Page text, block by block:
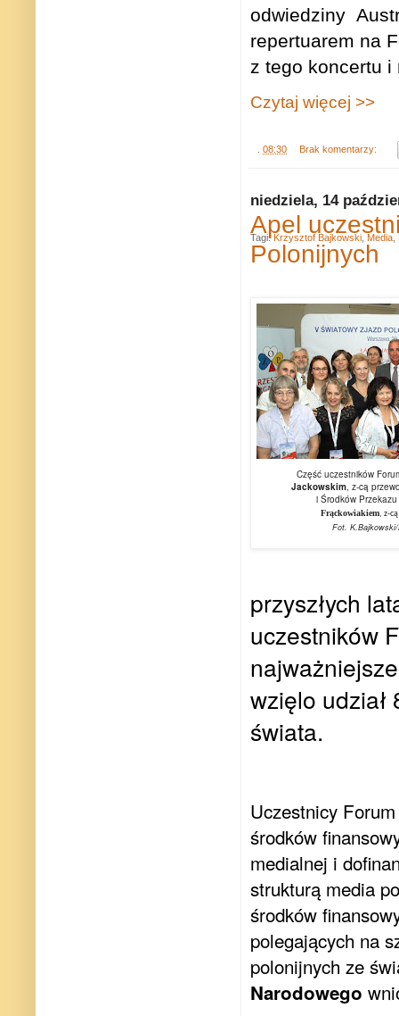
odwiedziny
repertuarem na
z tego koncertu i
Czytaj więcej >>
08:30 Brak komentarzy:
niedziela, 14
Apel
Polonijnych
Część uczestników
Jackowskim, z-cą
i Środków
Frąckowiakiem, z-
Fot.
przyszłych
uczestników
wzięlo
świata.
Uczestnicy
środków
medialnej i
strukturą media
środków
polegających na
polonijnych ze
Narodowego
Tagi: Krzysztof Bajkowski Media